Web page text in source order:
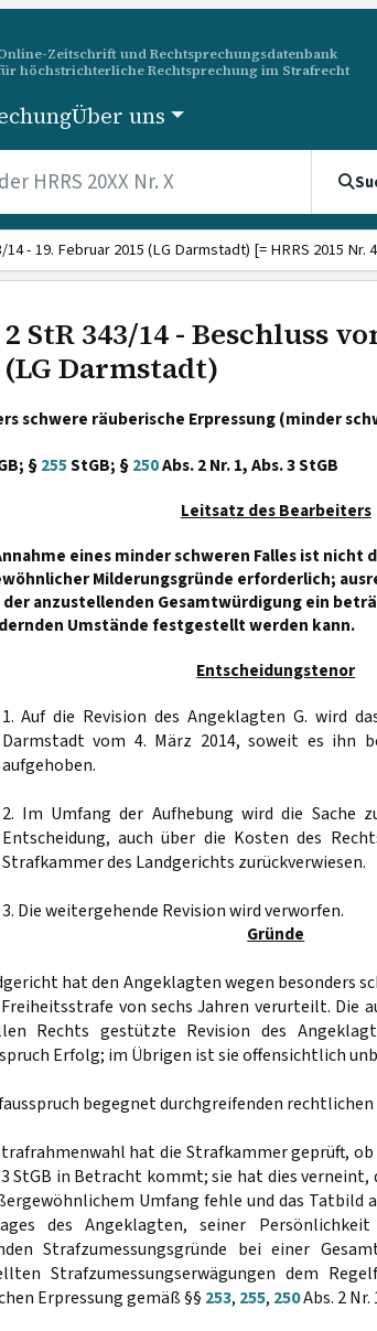
Zeitschrift und Rechtsprechungsdatenbank
höchstrichterliche Rechtsprechung im Strafrecht
Über uns
14 - 19. Februar 2015 (LG Darmstadt) [= HRRS 2015 Nr.
StR 343/14 - Beschluss
(LG Darmstadt)
schwere räuberische Erpressung (minder
§255StGB; §250Abs. 2 Nr. 1, Abs. 3 StGB
Leitsatz des Bearbeiters
eines minder schweren Falles ist nicht
Milderungsgründe erforderlich;
der anzustellenden Gesamtwürdigung ein
Umstände festgestellt werden kann.
Entscheidungstenor
1. Auf die Revision des Angeklagten G. wird
Darmstadt vom 4. März 2014, soweit es ihn
aufgehoben.
2. Im Umfang der Aufhebung wird die Sache
Entscheidung, auch über die Kosten des
Strafkammer des Landgerichts zurückverwiesen.
3. Die weitergehende Revision wird verworfen.
Gründe
hat den Angeklagten wegen besonders
von sechs Jahren verurteilt. Die
Rechts gestützte Revision des
Erfolg; im Übrigen ist sie offensichtlich
begegnet durchgreifenden rechtlichen
hat die Strafkammer geprüft,
StGB in Betracht kommt; sie hat dies verneint,
Umfang fehle und das Tatbild
des Angeklagten, seiner
Strafzumessungsgründe bei einer
Strafzumessungserwägungen dem
Erpressung gemäß §§ 253, 255, 250Abs. 2 Nr.